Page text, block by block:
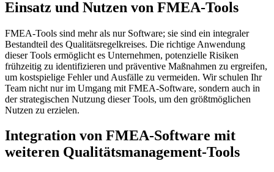
Einsatz und Nutzen von FMEA-Tools
FMEA-Tools sind mehr als nur Software; sie sind ein integraler
Bestandteil des Qualitätsregelkreises. Die richtige Anwendung
dieser Tools ermöglicht es Unternehmen, potenzielle Risiken
frühzeitig zu identifizieren und präventive Maßnahmen zu ergreifen,
um kostspielige Fehler und Ausfälle zu vermeiden. Wir schulen Ihr
Team nicht nur im Umgang mit FMEA-Software, sondern auch in
der strategischen Nutzung dieser Tools, um den größtmöglichen
Nutzen zu erzielen.
Integration von FMEA-Software mit
weiteren Qualitätsmanagement-Tools